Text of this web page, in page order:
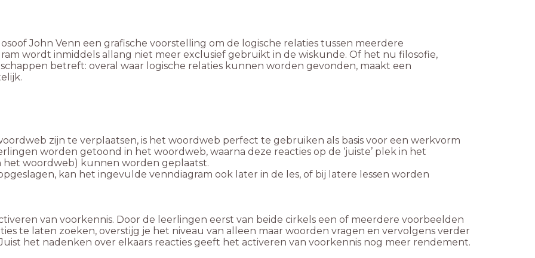
John Venn een grafische voorstelling om de logische relaties tussen meerdere
wordt inmiddels allang niet meer exclusief gebruikt in de wiskunde. Of het nu filosofie,
betreft: overal waar logische relaties kunnen worden gevonden, maakt een
zijn te verplaatsen, is het woordweb perfect te gebruiken als basis voor een werkvorm
worden getoond in het woordweb, waarna deze reacties op de ‘juiste’ plek in het
kan het ingevulde venndiagram ook later in de les, of bij latere lessen worden
van voorkennis. Door de leerlingen eerst van beide cirkels een of meerdere voorbeelden
te laten zoeken, overstijg je het niveau van alleen maar woorden vragen en vervolgens verder
het nadenken over elkaars reacties geeft het activeren van voorkennis nog meer rendement.